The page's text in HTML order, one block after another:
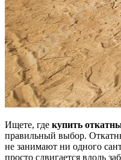
Ищете, где купить
правильный выбор.
не занимают ни одного
просто сдвигается вдоль